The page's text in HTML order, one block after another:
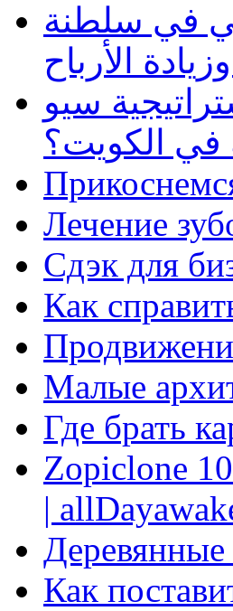
في سلطنة
الأرباح
سيو
في الكويت؟
Лечение
Сдэк для
Как
Малые
Где брать
Zopiclone
|
Деревянные
Как